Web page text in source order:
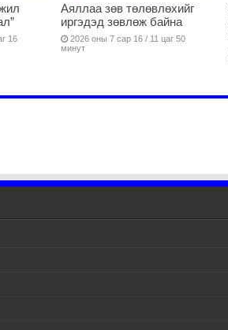
16
Аяллаа зөв төлөвлөхийг
иргэдэд зөвлөж байна
2026 оны 7 сар 16 / 11 цаг 50
минут